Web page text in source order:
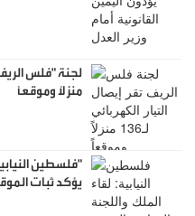
منزلاً وموقعاً
"فلسطين
يؤكد ثبات